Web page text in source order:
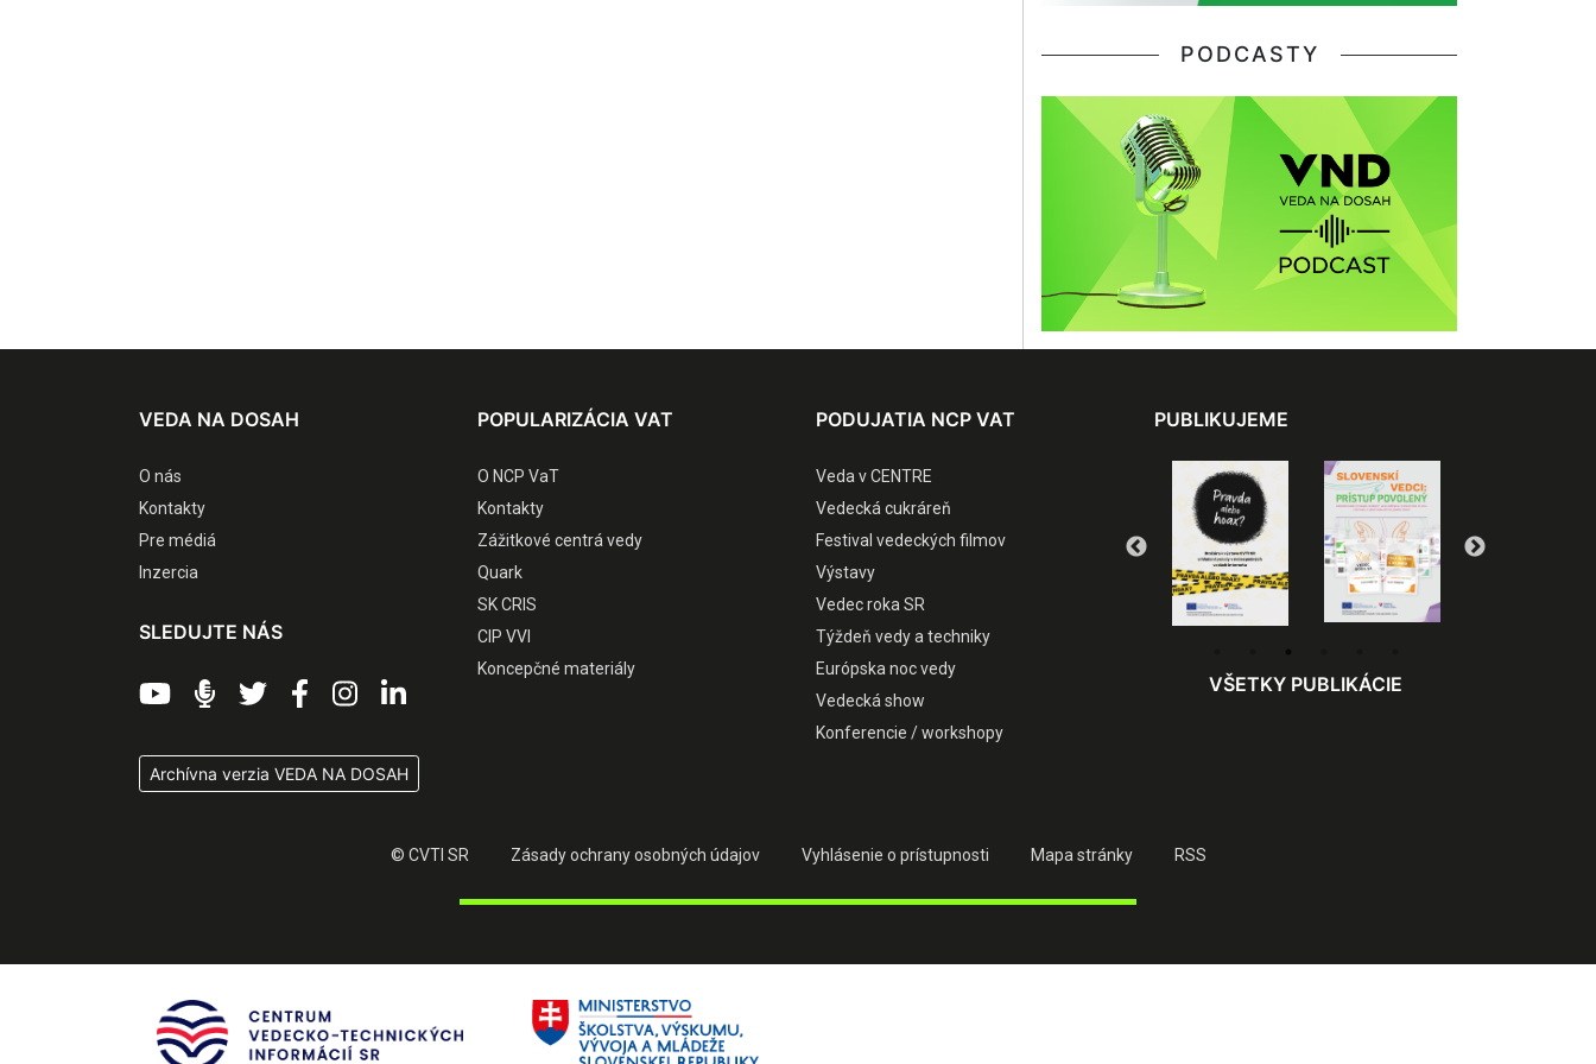
PODCASTY
VEDA NA DOSAH
O nás
Kontakty
Pre médiá
Inzercia
SLEDUJTE NÁS
Archívna verzia VEDA NA DOSAH
POPULARIZÁCIA VAT
O NCP VaT
Kontakty
Zážitkové centrá vedy
Quark
SK CRIS
CIP VVI
Koncepčné materiály
PODUJATIA NCP VAT
Veda v CENTRE
Vedecká cukráreň
Festival vedeckých filmov
Výstavy
Vedec roka SR
Týždeň vedy a techniky
Európska noc vedy
Vedecká show
Konferencie / workshopy
PUBLIKUJEME
VŠETKY PUBLIKÁCIE
© CVTI SR Zásady ochrany osobných údajov Vyhlásenie o prístupnosti Mapa stránky RSS